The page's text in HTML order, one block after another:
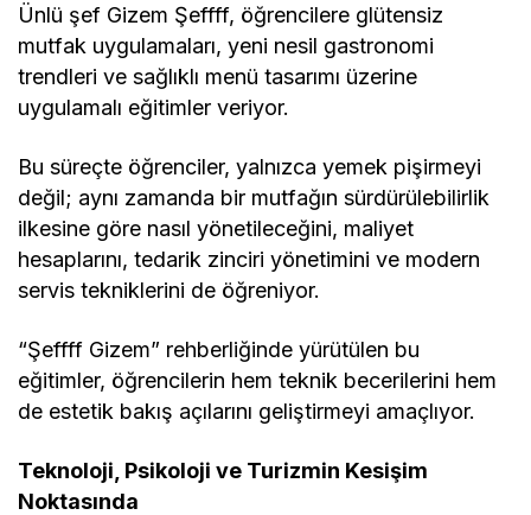
Ünlü şef Gizem Şeffff, öğrencilere glütensiz
mutfak uygulamaları, yeni nesil gastronomi
trendleri ve sağlıklı menü tasarımı üzerine
uygulamalı eğitimler veriyor.
Bu süreçte öğrenciler, yalnızca yemek pişirmeyi
değil; aynı zamanda bir mutfağın sürdürülebilirlik
ilkesine göre nasıl yönetileceğini, maliyet
hesaplarını, tedarik zinciri yönetimini ve modern
servis tekniklerini de öğreniyor.
“Şeffff Gizem” rehberliğinde yürütülen bu
eğitimler, öğrencilerin hem teknik becerilerini hem
de estetik bakış açılarını geliştirmeyi amaçlıyor.
Teknoloji, Psikoloji ve Turizmin Kesişim
Noktasında